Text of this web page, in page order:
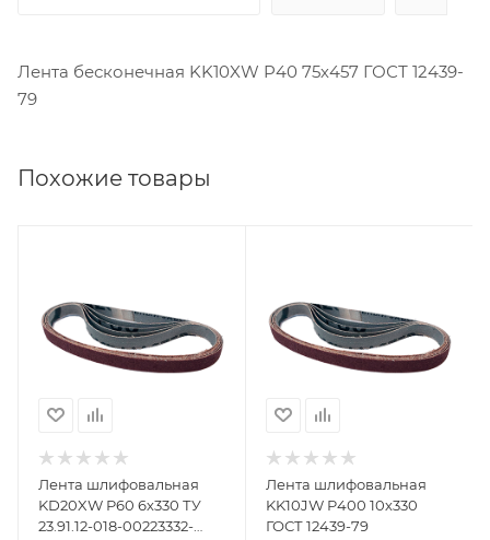
Лента бесконечная KK10XW P40 75х457 ГОСТ 12439-
79
Похожие товары
Лента шлифовальная
KD20XW P60 6х330 ТУ
23.91.12-018-00223332-
Лента шлифовальная
KK10JW P400 10х330
ГОСТ 12439-79